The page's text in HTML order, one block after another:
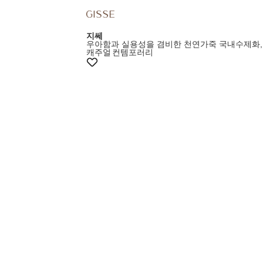
지쎄
우아함과 실용성을 겸비한 천연가죽 국내수제화
캐주얼 컨템포러리